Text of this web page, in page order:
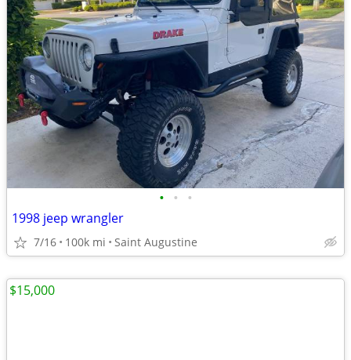
• • •
1998 jeep wrangler
7/16 100k mi Saint Augustine
$15,000